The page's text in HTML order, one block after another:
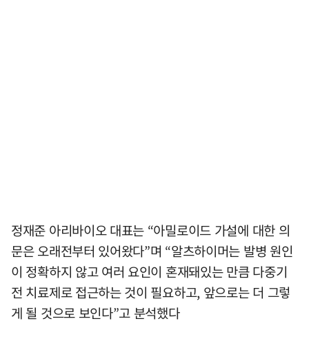
정재준 아리바이오 대표는 “아밀로이드 가설에 대한 의
문은 오래전부터 있어왔다”며 “알츠하이머는 발병 원인
이 정확하지 않고 여러 요인이 혼재돼있는 만큼 다중기
전 치료제로 접근하는 것이 필요하고, 앞으로는 더 그렇
게 될 것으로 보인다”고 분석했다